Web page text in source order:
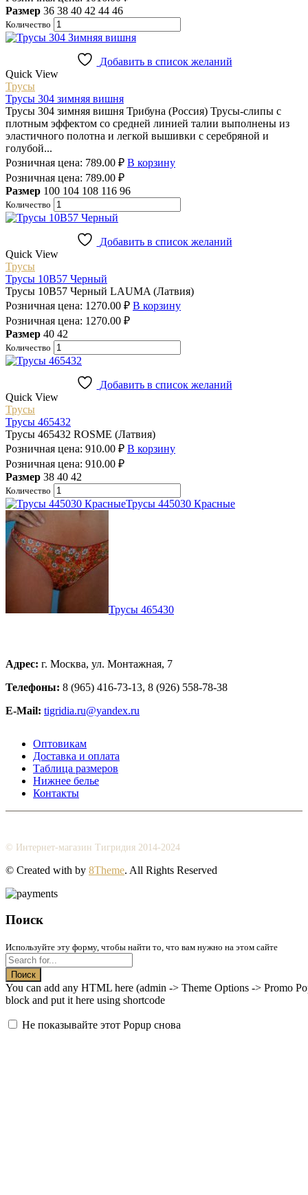
Размер 36 38 40 42 44 46
Количество
Добавить в список желаний
Quick View
Трусы
Трусы 304 зимняя вишня
Трусы 304 зимняя вишня Трибуна (Россия) Трусы-слипы с
плотным эффектом со средней линией талии выполнены из
эластичного полотна и легкой вышивки с серебряной и
голубой...
Розничная цена: 789.00 ₽ В корзину
Розничная цена: 789.00 ₽
Размер 100 104 108 116 96
Количество
Добавить в список желаний
Quick View
Трусы
Трусы 10B57 Черный
Трусы 10B57 Черный LAUMA (Латвия)
Розничная цена: 1270.00 ₽ В корзину
Розничная цена: 1270.00 ₽
Размер 40 42
Количество
Добавить в список желаний
Quick View
Трусы
Трусы 465432
Трусы 465432 ROSME (Латвия)
Розничная цена: 910.00 ₽ В корзину
Розничная цена: 910.00 ₽
Размер 38 40 42
Количество
Трусы 445030 Красные
Трусы 465430
Адрес: г. Москва, ул. Монтажная, 7
Телефоны: 8 (965) 416-73-13, 8 (926) 558-78-38
E-Mail: tigridia.ru@yandex.ru
Оптовикам
Доставка и оплата
Таблица размеров
Нижнее белье
Контакты
© Интернет-магазин Тигридия 2014-2024
© Created with by 8Theme. All Rights Reserved
Поиск
Используйте эту форму, чтобы найти то, что вам нужно на этом сайте
Поиск
You can add any HTML here (admin -> Theme Options -> Promo
block and put it here using shortcode
Не показывайте этот Popup снова